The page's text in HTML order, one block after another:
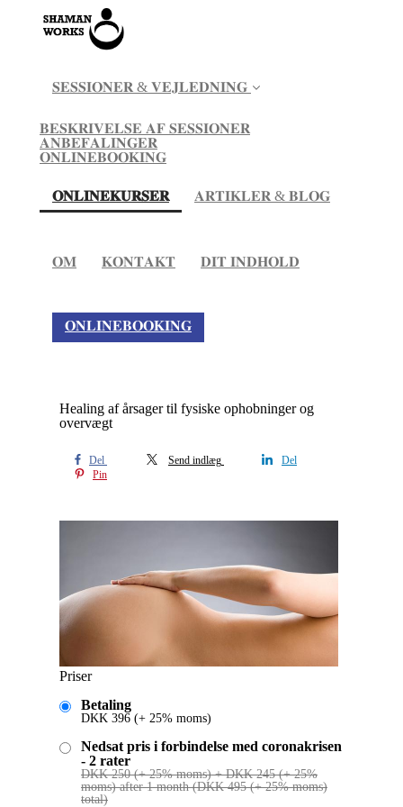
𝐒𝐄𝐒𝐒𝐈𝐎𝐍𝐄𝐑 & 𝐕𝐄𝐉𝐋𝐄𝐃𝐍𝐈𝐍𝐆
𝐁𝐄𝐒𝐊𝐑𝐈𝐕𝐄𝐋𝐒𝐄 𝐀𝐅 𝐒𝐄𝐒𝐒𝐈𝐎𝐍𝐄𝐑
𝐀𝐍𝐁𝐄𝐅𝐀𝐋𝐈𝐍𝐆𝐄𝐑
𝐎𝐍𝐋𝐈𝐍𝐄𝐁𝐎𝐎𝐊𝐈𝐍𝐆
𝐎𝐍𝐋𝐈𝐍𝐄𝐊𝐔𝐑𝐒𝐄𝐑(current)𝐀𝐑𝐓𝐈𝐊𝐋𝐄𝐑 & 𝐁𝐋𝐎𝐆
𝐎𝐌 𝐊𝐎𝐍𝐓𝐀𝐊𝐓 𝐃𝐈𝐓 𝐈𝐍𝐃𝐇𝐎𝐋𝐃
𝐎𝐍𝐋𝐈𝐍𝐄𝐁𝐎𝐎𝐊𝐈𝐍𝐆
Healing af årsager til fysiske ophobninger og
overvægt
Del Send indlæg
Del
Pin
Priser
Betaling
DKK 396 (+ 25% moms)
Nedsat pris i forbindelse med coronakrisen
- 2 rater
DKK 250 (+ 25% moms)+DKK 245 (+ 25%
moms) after 1 month (DKK 495 (+ 25% moms)
total)